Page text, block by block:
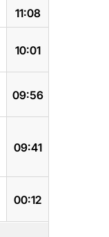
11:08
10:01
09:56
09:41
00:12